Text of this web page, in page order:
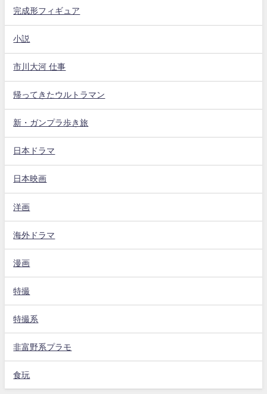
完成形フィギュア
小説
市川大河 仕事
帰ってきたウルトラマン
新・ガンプラ歩き旅
日本ドラマ
日本映画
洋画
海外ドラマ
漫画
特撮
特撮系
非富野系プラモ
食玩